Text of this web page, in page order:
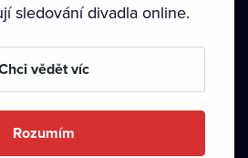
Ochrana soukromí • Zásady používání
Autorská práva•
sledování divadla online.
vědět víc
Rozumím